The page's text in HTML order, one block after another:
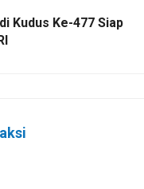
Kudus Ke-477 Siap